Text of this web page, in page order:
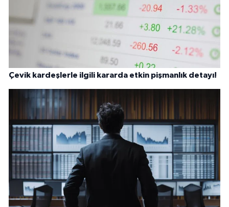
Çevik kardeşlerle ilgili kararda etkin pişmanlık detayı!